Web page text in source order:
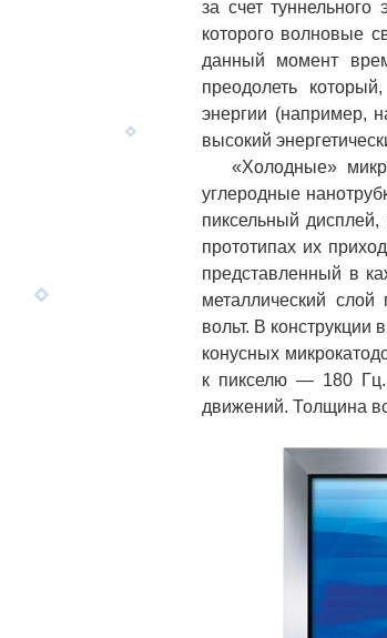
за счет
которого волновые
данный момент
преодолеть
энергии (например,
высокий
«Холодные»
углеродные
пиксельный
прототипах их
представленный в
металлический
вольт. В конструкции
конусных
к пикселю — 180 Гц.
движений. Толщина